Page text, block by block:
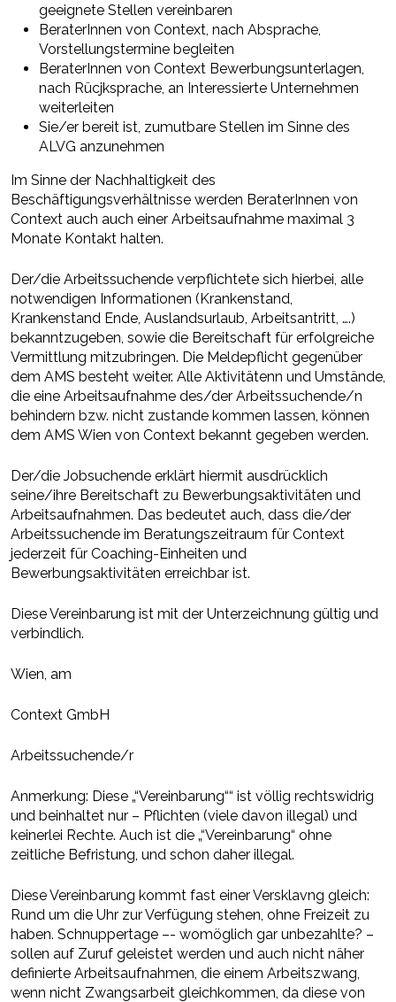
geeignete Stellen vereinbaren
BeraterInnen von Context, nach Absprache,
Vorstellungstermine begleiten
BeraterInnen von Context Bewerbungsunterlagen,
nach Rücjksprache, an Interessierte Unternehmen
weiterleiten
Sie/er bereit ist, zumutbare Stellen im Sinne des
ALVG anzunehmen
Im Sinne der Nachhaltigkeit des
Beschäftigungsverhältnisse werden BeraterInnen von
Context auch auch einer Arbeitsaufnahme maximal 3
Monate Kontakt halten.
Der/die Arbeitssuchende verpflichtete sich hierbei, alle
notwendigen Informationen (Krankenstand,
Krankenstand Ende, Auslandsurlaub, Arbeitsantritt, ….)
bekanntzugeben, sowie die Bereitschaft für erfolgreiche
Vermittlung mitzubringen. Die Meldepflicht gegenüber
dem AMS besteht weiter. Alle Aktivitätenn und Umstände,
die eine Arbeitsaufnahme des/der Arbeitssuchende/n
behindern bzw. nicht zustande kommen lassen, können
dem AMS Wien von Context bekannt gegeben werden.
Der/die Jobsuchende erklärt hiermit ausdrücklich
seine/ihre Bereitschaft zu Bewerbungsaktivitäten und
Arbeitsaufnahmen. Das bedeutet auch, dass die/der
Arbeitssuchende im Beratungszeitraum für Context
jederzeit für Coaching-Einheiten und
Bewerbungsaktivitäten erreichbar ist.
Diese Vereinbarung ist mit der Unterzeichnung gültig und
verbindlich.
Wien, am
Context GmbH
Arbeitssuchende/r
Anmerkung: Diese „“Vereinbarung““ ist völlig rechtswidrig
und beinhaltet nur – Pflichten (viele davon illegal) und
keinerlei Rechte. Auch ist die „“Vereinbarung“ ohne
zeitliche Befristung, und schon daher illegal.
Diese Vereinbarung kommt fast einer Versklavng gleich:
Rund um die Uhr zur Verfügung stehen, ohne Freizeit zu
haben. Schnuppertage –- womöglich gar unbezahlte? –
sollen auf Zuruf geleistet werden und auch nicht näher
definierte Arbeitsaufnahmen, die einem Arbeitszwang,
wenn nicht Zwangsarbeit gleichkommen, da diese von